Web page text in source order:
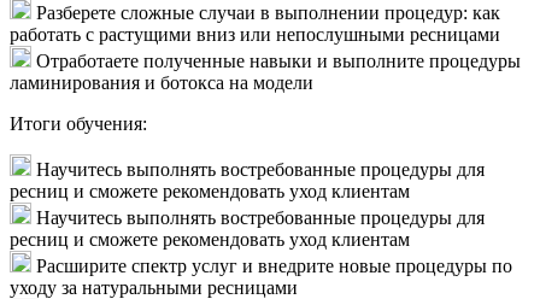
Разберете сложные случаи в выполнении процедур: как
работать с растущими вниз или непослушными ресницами
Отработаете полученные навыки и выполните процедуры
ламинирования и ботокса на модели
Итоги обучения:
Научитесь выполнять востребованные процедуры для
ресниц и сможете рекомендовать уход клиентам
Научитесь выполнять востребованные процедуры для
ресниц и сможете рекомендовать уход клиентам
Расширите спектр услуг и внедрите новые процедуры по
уходу за натуральными ресницами